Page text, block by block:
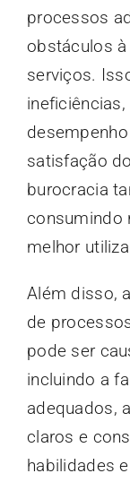
processos
obstáculos
serviços.
satisfação
burocracia
consumindo
melhor
Além disso,
de
pode ser
incluindo a
adequados,
claros e
habilidades